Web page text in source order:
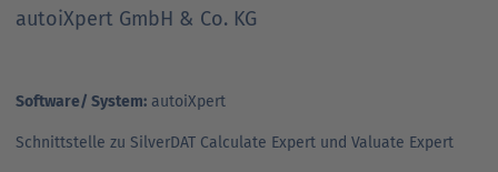
autoiXpert GmbH & Co. KG
Software/ System: autoiXpert
Schnittstelle zu SilverDAT Calculate Expert und Valuate Expert